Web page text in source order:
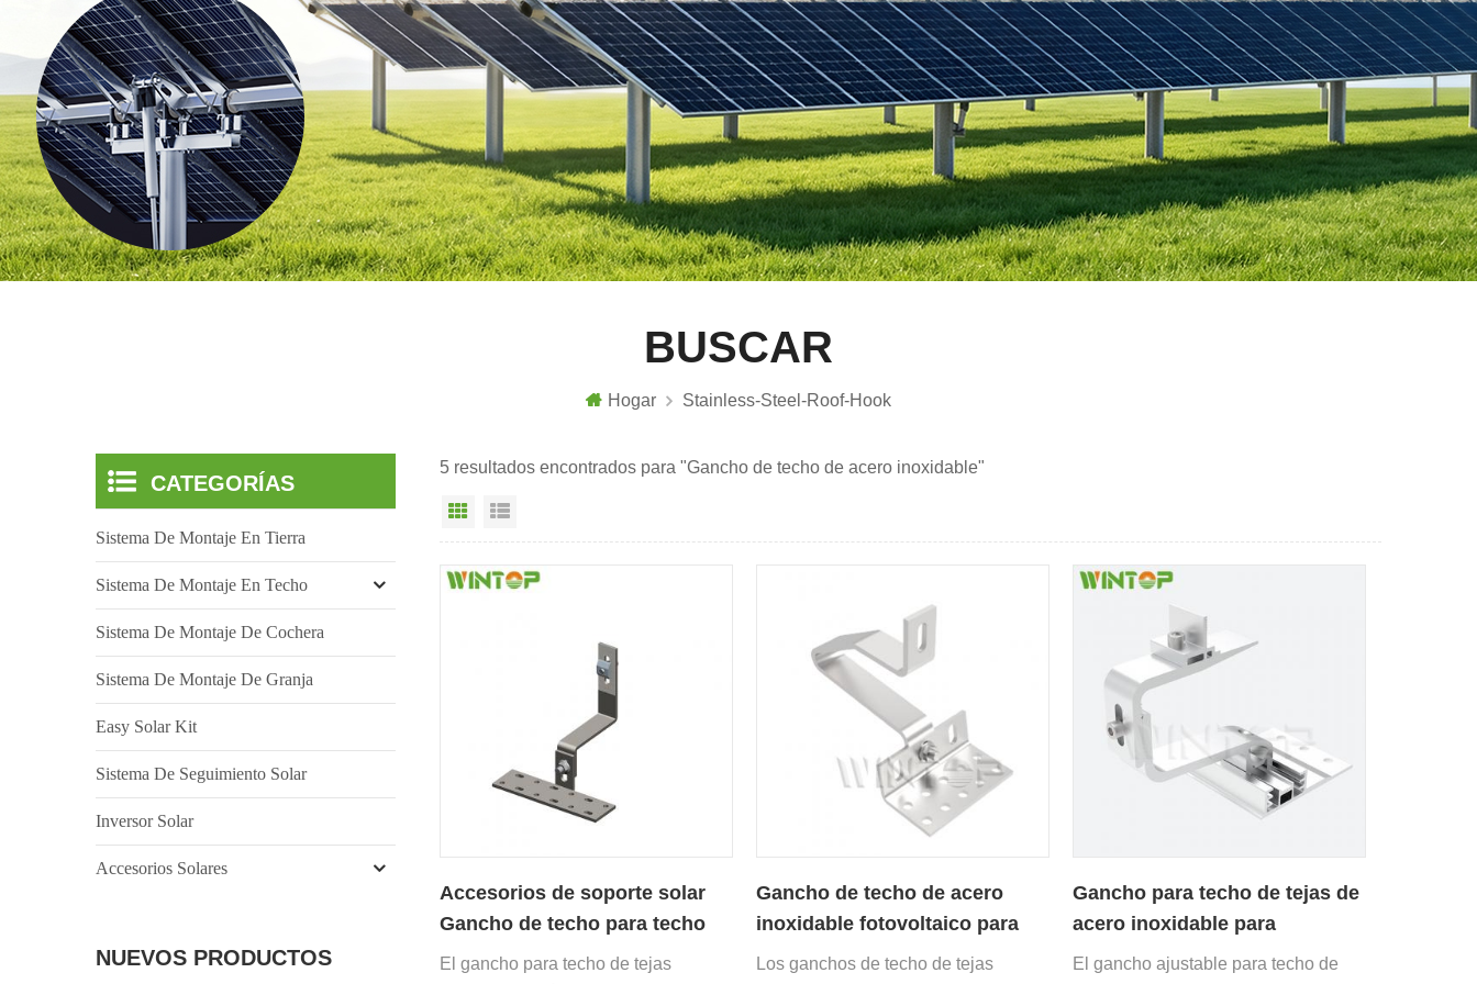
BUSCAR
Hogar Stainless-Steel-Roof-Hook
5 resultados encontrados para "Gancho de techo de acero inoxidable"
Vista en cuadrícula
Accesorios de soporte solar
Gancho de techo para techo
de tejas inclinadas
El gancho para techo de tejas
Gancho de techo de acero
inoxidable fotovoltaico para
techo de tejas
Los ganchos de techo de tejas
Gancho para techo de tejas de
acero inoxidable para
componente de panel
El gancho ajustable para techo de
CATEGORÍAS
Sistema De Montaje En Tierra
Sistema De Montaje En Techo
Sistema De Montaje De Cochera
Sistema De Montaje De Granja
Easy Solar Kit
Sistema De Seguimiento Solar
Inversor Solar
Accesorios Solares
NUEVOS PRODUCTOS